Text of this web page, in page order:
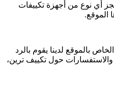
أي نوع من أجهزة تكييفات
الموقع.
بالموقع لدينا يقوم بالرد
والاستفسارات حول تكييف ترين،